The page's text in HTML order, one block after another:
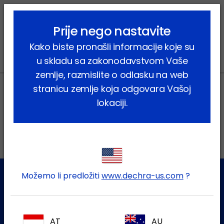
lock_outline search menu
2024
Služba za korisnike
Za više informacija molim kontaktirajte našu Službu za
Prije nego nastavite
Kako biste pronašli informacije koje su
u skladu sa zakonodavstvom Vaše
zemlje, razmislite o odlasku na web
stranicu zemlje koja odgovara Vašoj
lokaciji.
Možemo li predložitiwww.dechra-us.com?
AT AU